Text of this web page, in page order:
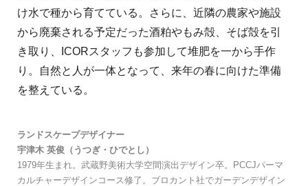
け⽔で種から育てている。さらに、近隣の農家や施設
から廃棄される予定だった酒粕やもみ殻、そば殻を引
き取り、ICORスタッフも参加して堆肥を⼀から⼿作
り。⾃然と⼈が⼀体となって、来年の春に向けた準備
を整えている。
ランドスケープデザイナー
宇津⽊ 英俊（うつぎ・ひでとし）
1979年⽣まれ。武蔵野美術⼤学空間演出デザイン卒。PCCJパーマ
カルチャーデザインコース修了。ブロカント社でガーデンデザイン